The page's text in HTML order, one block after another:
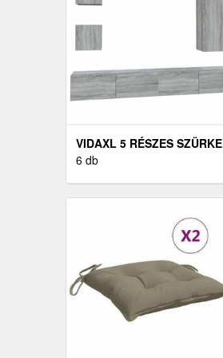
VIDAXL 5 RÉSZES SZÜRKE
SONOMA SZÍNŰ SZERELT
6 db